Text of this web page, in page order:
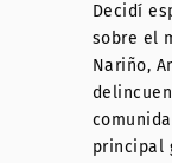
Decidí
sobre el
Nariño,
principal